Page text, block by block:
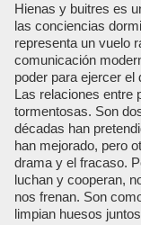
Hienas y buitres es
las conciencias
representa un vuelo
comunicación
poder para ejercer el
Las relaciones entre
tormentosas. Son
décadas han
han mejorado, pero
drama y el fracaso.
luchan y cooperan,
nos frenan. Son
limpian huesos